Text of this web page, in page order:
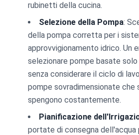
rubinetti della cucina.
Selezione della Pompa:
della pompa corretta per i
approvvigionamento idrico. Un
selezionare pompe basate
senza considerare il ciclo di
pompe sovradimensionate che
spengono costantemente.
Pianificazione
portate di consegna dell'acqua